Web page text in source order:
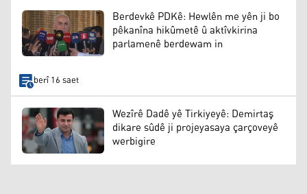
Berdevkê PDKê: Hewlên me yên ji bo
pêkanîna hikûmetê û aktîvkirina
parlamenê berdewam in
berî 16 saet
Wezîrê Dadê yê Tirkiyeyê: Demirtaş
dikare sûdê ji projeyasaya çarçoveyê
werbigire